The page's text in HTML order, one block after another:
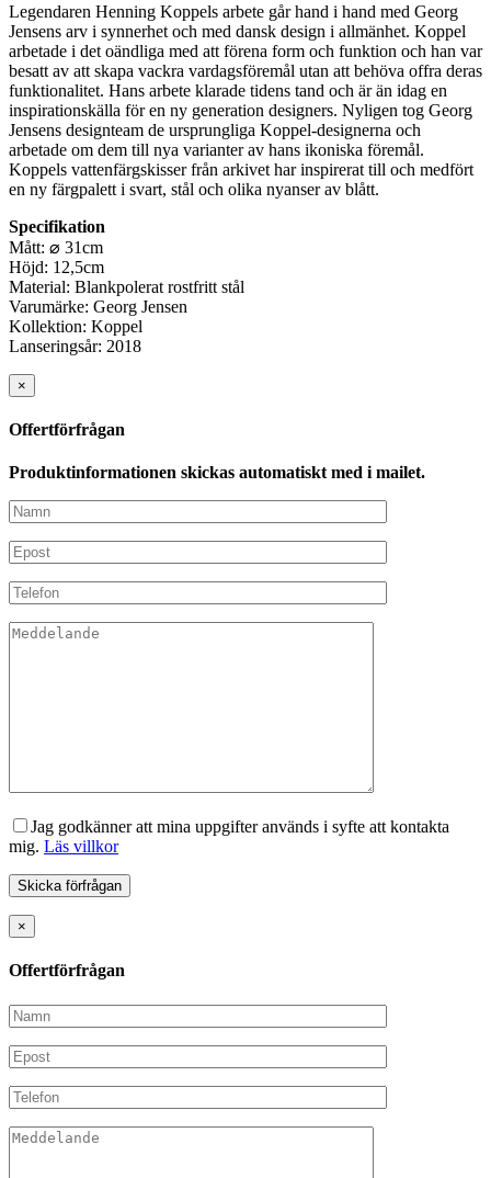
Legendaren Henning Koppels arbete går hand i hand med Georg
Jensens arv i synnerhet och med dansk design i allmänhet. Koppel
arbetade i det oändliga med att förena form och funktion och han var
besatt av att skapa vackra vardagsföremål utan att behöva offra deras
funktionalitet. Hans arbete klarade tidens tand och är än idag en
inspirationskälla för en ny generation designers. Nyligen tog Georg
Jensens designteam de ursprungliga Koppel-designerna och
arbetade om dem till nya varianter av hans ikoniska föremål.
Koppels vattenfärgskisser från arkivet har inspirerat till och medfört
en ny färgpalett i svart, stål och olika nyanser av blått.
Specifikation
Mått: ⌀ 31cm
Höjd: 12,5cm
Material: Blankpolerat rostfritt stål
Varumärke: Georg Jensen
Kollektion: Koppel
Lanseringsår: 2018
×
Offertförfrågan
Produktinformationen skickas automatiskt med i mailet.
Jag godkänner att mina uppgifter används i syfte att kontakta
mig. Läs villkor
×
Offertförfrågan